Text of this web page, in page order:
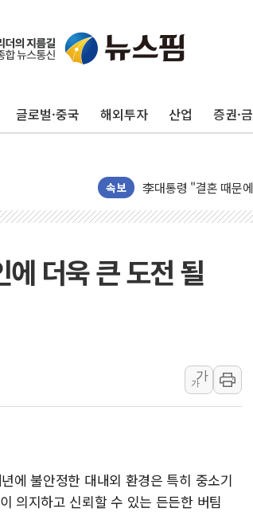
글로벌·중국 해외투자 산업 증권·
속보
이번주 국내 주요 금융
美, 이란전 출구전략
폐기물 수거하다 참
서울 중랑구 주택가
여수 오동도 인근 해
추미애, '위안부' 피해
인천서 말다툼 중 어머
'화합' 꺼낸 김민석에 '
中 전방위 아파트 부
인제 용대리 계곡서
청양 밭에서 일하던
폭염에 車 운전면허
더욱 큰 도전 될
가
가
에 불안정한 대내외 환경은 특히 중소기
의지하고 신뢰할 수 있는 든든한 버팀